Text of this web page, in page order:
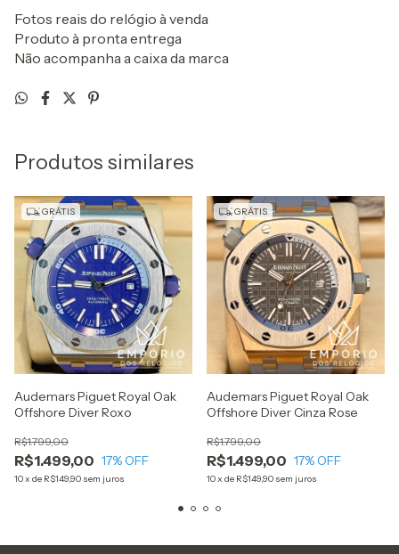
Fotos reais do relógio à venda
Produto à pronta entrega
Não acompanha a caixa da marca
Produtos similares
GRÁTIS
Audemars Piguet Royal Oak
Offshore Diver Roxo
R$1.499,00
R$1.799,00
17% OFF
10x de R$149,90 sem juros
GRÁTIS
Audemars Piguet Royal Oak
Offshore Diver Cinza Rose
R$1.499,00
R$1.799,00
17% OFF
10x de R$149,90 sem juros